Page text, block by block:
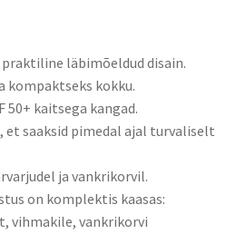
läbimõeldud disain.
kompaktseks kokku.
50+ kaitsega kangad.
et saaksid pimedal ajal turvaliselt
ja vankrikorvil.
on komplektis kaasas:
vihmakile, vankrikorvi